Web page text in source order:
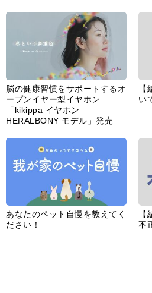
脳の健康習慣をサポートするオ
ープンイヤー型イヤホン
「kikippa イヤホン
HERALBONY モデル」発売
い
あなたのペット自慢を教えてく
ださい！
不